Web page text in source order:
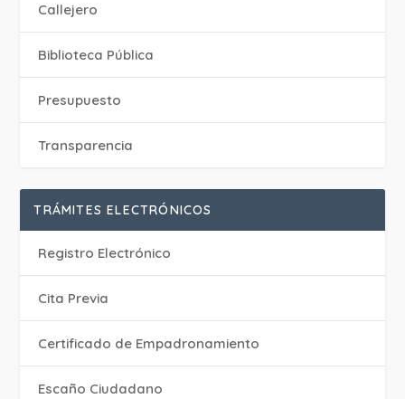
Callejero
Biblioteca Pública
Presupuesto
Transparencia
TRÁMITES ELECTRÓNICOS
Registro Electrónico
Cita Previa
Certificado de Empadronamiento
Escaño Ciudadano